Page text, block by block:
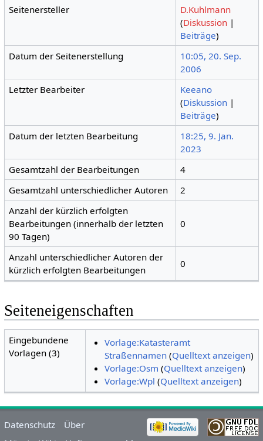
Seitenersteller
D.Kuhlmann
(Diskussion |
Beiträge)
Datum der Seitenerstellung
10:05, 20. Sep.
2006
Letzter Bearbeiter
Keeano
(Diskussion |
Beiträge)
Datum der letzten Bearbeitung
18:25, 9. Jan.
2023
Gesamtzahl der Bearbeitungen
4
Gesamtzahl unterschiedlicher Autoren
2
Anzahl der kürzlich erfolgten
Bearbeitungen (innerhalb der letzten
90 Tagen)
0
Anzahl unterschiedlicher Autoren der
kürzlich erfolgten Bearbeitungen
0
Seiteneigenschaften
Eingebundene
Vorlagen (3)
Vorlage:Katasteramt
Straßennamen(Quelltext anzeigen)
Vorlage:Osm (Quelltext anzeigen)
Vorlage:Wpl (Quelltext anzeigen)
Datenschutz
Über